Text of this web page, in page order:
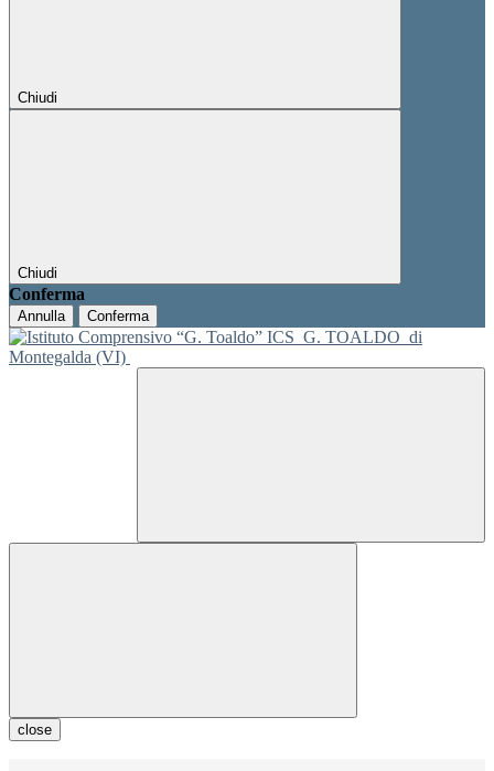
Chiudi
Chiudi
Conferma
Annulla Conferma
ICS G. TOALDO di
Montegalda (VI)
close